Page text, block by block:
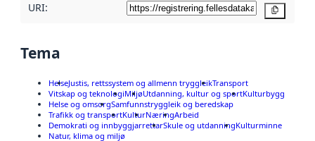
URI:
Tema
HelseJustis, rettssystem og allmenn tryggleikTransport
Vitskap og teknologiMiljøUtdanning, kultur og sportKulturbygg
Helse og omsorgSamfunnstryggleik og beredskap
Trafikk og transportKulturNæringArbeid
Demokrati og innbyggjarrettarSkule og utdanningKulturminne
Natur, klima og miljø